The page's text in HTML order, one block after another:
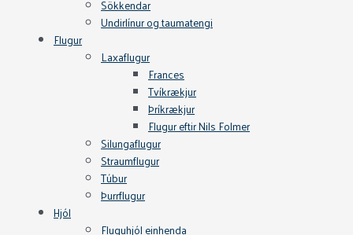
Sökkendar
Undirlínur og taumatengi
Flugur
Laxaflugur
Frances
Tvíkrækjur
Þríkrækjur
Flugur eftir Nils Folmer
Silungaflugur
Straumflugur
Túbur
Þurrflugur
Hjól
Fluguhjól einhenda